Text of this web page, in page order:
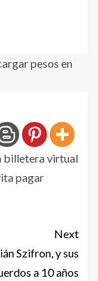
billetera virtual
pagar
Next
Szifron, y sus
a 10 años